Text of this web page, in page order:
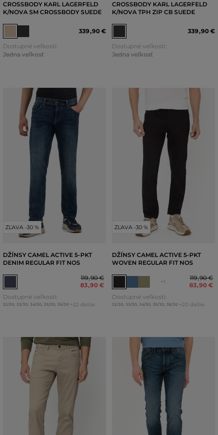
CROSSBODY KARL LAGERFELD
K/NOVA SM CROSSBODY SUEDE
339,90 €
Dostupné veľkosti:
Jedna veľkosť
CROSSBODY KARL LAGERFELD
K/NOVA TPH ZIP CB SUEDE
339,90 €
Dostupné veľkosti:
Jedna veľkosť
ZĽAVA -30 %
DŽÍNSY CAMEL ACTIVE 5-PKT
DENIM REGULAR FIT NOS
119,90 €
83,90 €
Dostupné veľkosti:
32/30, 33/30, 34/30, 35/30, 36/30 +22 ďalšie
ZĽAVA -30 %
DŽÍNSY CAMEL ACTIVE 5-PKT
WOVEN REGULAR FIT NOS
+1
119,90 €
83,90 €
Dostupné veľkosti:
32/30, 33/30, 34/30, 35/30, 36/30 +20 ďalšie